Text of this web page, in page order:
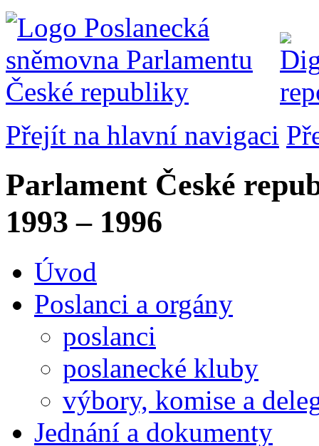
Přejít na hlavní navigaci
Parlament České
1993 – 1996
Úvod
Poslanci a orgány
poslanci
poslanecké kluby
výbory, komise a
Jednání a dokumenty